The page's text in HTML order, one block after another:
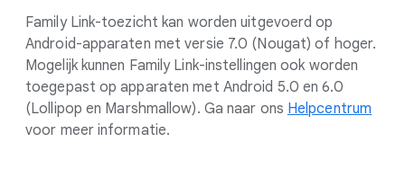
Family Link-toezicht kan worden uitgevoerd op
Android-apparaten met versie 7.0 (Nougat) of hoger.
Mogelijk kunnen Family Link-instellingen ook worden
toegepast op apparaten met Android 5.0 en 6.0
(Lollipop en Marshmallow). Ga naar ons Helpcentrum
voor meer informatie.